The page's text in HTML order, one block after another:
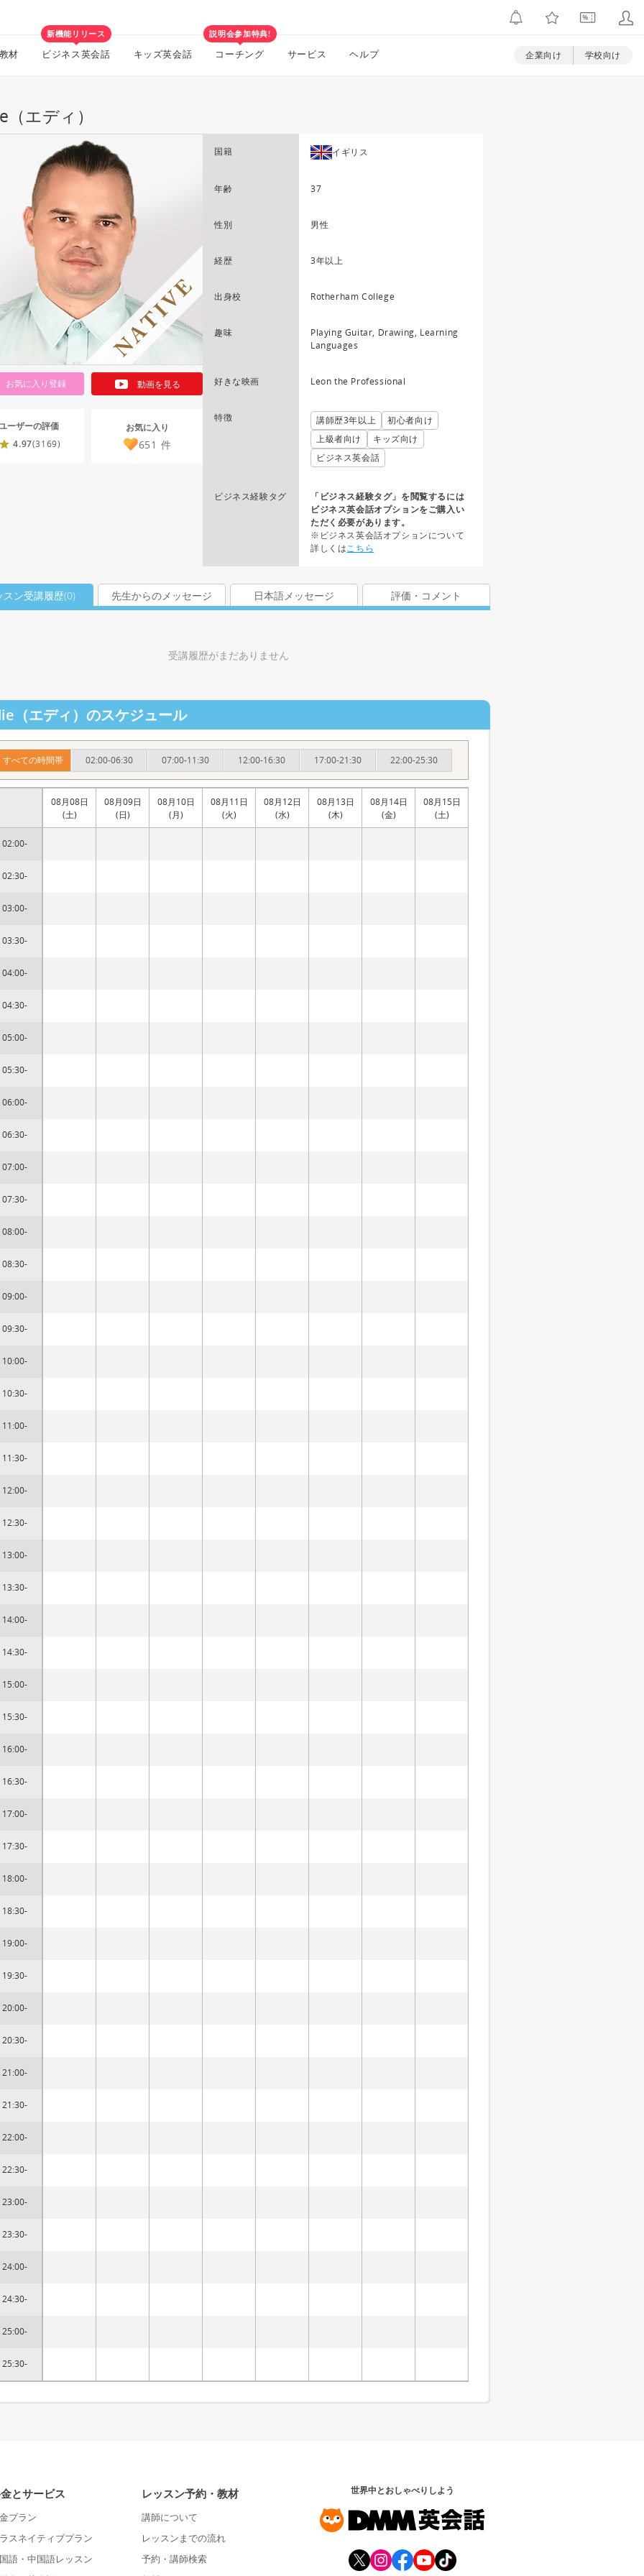
材
新機能リリース
ビジネス英会話 キッズ英会話
説明会参加特典!
コーチング サービス ヘルプ 企業向け 学校向け
（エディ）
お気に入り登録 動画を見る
ーザーの評価
4.97(3169)
お気に入り
651 件
国籍 イギリス
年齢 37
性別 男性
経歴 3年以上
出身校 Rotherham College
趣味
Playing Guitar, Drawing, Learning
Languages
好きな映画 Leon the Professional
特徴 講師歴3年以上
初心者向け
上級者向け
キッズ向け
ビジネス英会話
ビジネス経験タグ
「ビジネス経験タグ」を閲覧するには
ビジネス英会話オプションをご購入い
ただく必要があります。
※ビジネス英会話オプションについて
詳しくはこちら
スン受講履歴(0) 先生からのメッセージ 日本語メッセージ 評価・コメント
受講履歴がまだありません
（エディ）のスケジュール
すべての時間帯 02:00-06:30 07:00-11:30 12:00-16:30 17:00-21:30 22:00-25:30
02:00-
02:30-
03:00-
03:30-
04:00-
04:30-
05:00-
05:30-
06:00-
06:30-
07:00-
07:30-
08:00-
08:30-
09:00-
09:30-
10:00-
10:30-
11:00-
11:30-
12:00-
12:30-
13:00-
13:30-
14:00-
14:30-
15:00-
15:30-
16:00-
16:30-
17:00-
17:30-
18:00-
18:30-
19:00-
19:30-
20:00-
20:30-
21:00-
21:30-
22:00-
22:30-
23:00-
23:30-
24:00-
24:30-
25:00-
25:30-
08月08日
(土)
08月09日
(日)
08月10日
(月)
08月11日
(火)
08月12日
(水)
08月13日
(木)
08月14日
(金)
08月15日
(土)
とサービス
プラン
スネイティブプラン
語・中国語レッスン
レッスン予約・教材
講師について
レッスンまでの流れ
予約・講師検索
世界中とおしゃべりしよう